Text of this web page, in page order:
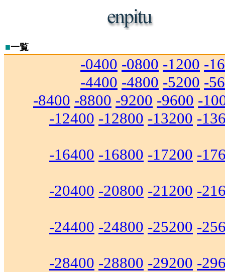
■一覧
-0400 -0800 -1200 -
-4400 -4800 -5200 -
-8400 -8800 -9200 -9600 -
-12400 -12800 -13200 -
-16400 -16800 -17200 -
-20400 -20800 -21200 -
-24400 -24800 -25200 -
-28400 -28800 -29200 -